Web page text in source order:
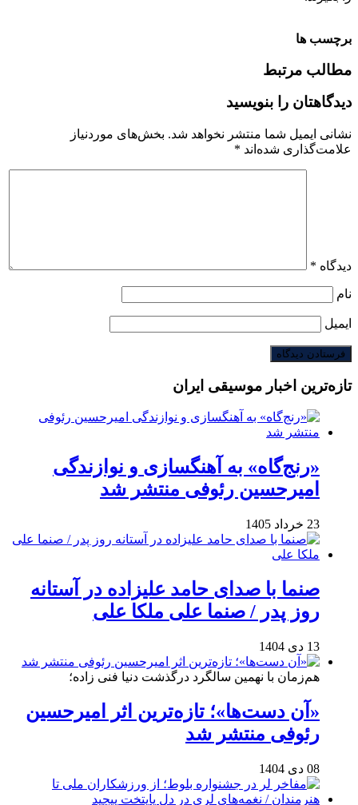
برچسب ها
مطالب مرتبط
دیدگاهتان را بنویسید
نشانی ایمیل شما منتشر نخواهد شد. بخش‌های موردنیاز
علامت‌گذاری شده‌اند *
دیدگاه *
نام
ایمیل
تازه‌ترین اخبار موسیقی ایران
«رنج‌گاه» به آهنگسازی و نوازندگی
امیرحسین رئوفی منتشر شد
23 خرداد 1405
صنما با صدای حامد علیزاده در آستانه
روز پدر / صنما علی ملکا علی
13 دی 1404
هم‌زمان با نهمین سالگرد درگذشت دنیا فنی زاده؛
«آن دست‌ها»؛ تازه‌ترین اثر امیرحسین
رئوفی منتشر شد
08 دی 1404